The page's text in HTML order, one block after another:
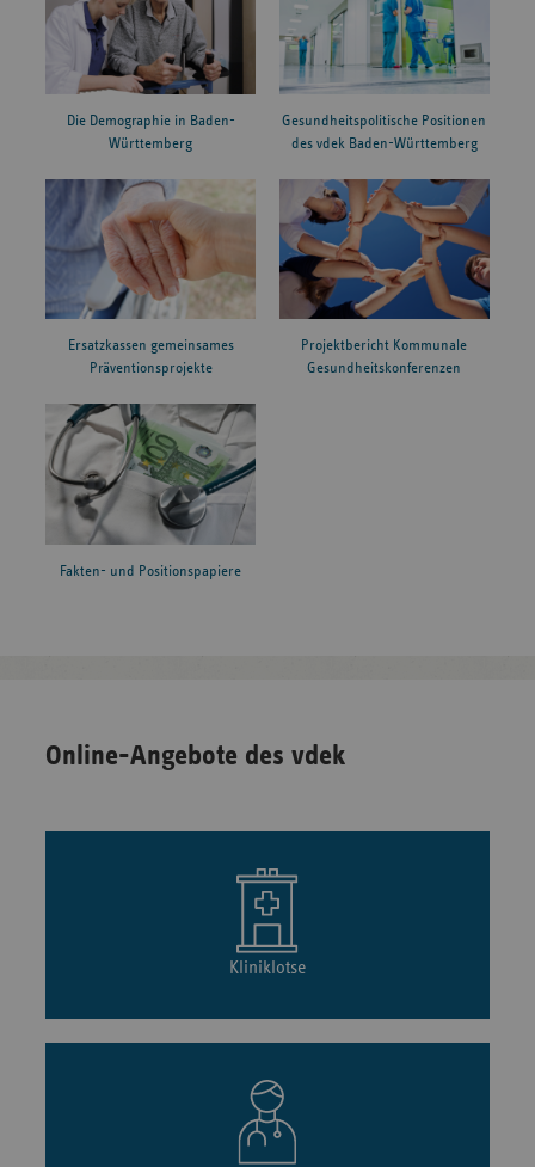
Die Demographie in Baden-
Württemberg
Gesundheitspolitische Positionen
des vdek Baden-Württemberg
Ersatzkassen gemeinsames
Präventionsprojekte
Projektbericht Kommunale
Gesundheitskonferenzen
Fakten- und Positionspapiere
Online-Angebote des vdek
Kliniklotse